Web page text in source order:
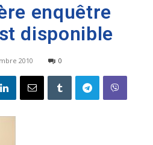
enquêtre
disponible
2010 0